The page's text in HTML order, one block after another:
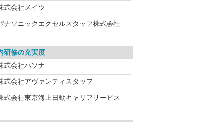
式会社メイツ
ナソニックエクセルスタッフ株式会社
研修の充実度
式会社パソナ
式会社アヴァンティスタッフ
式会社東京海上日動キャリアサービス